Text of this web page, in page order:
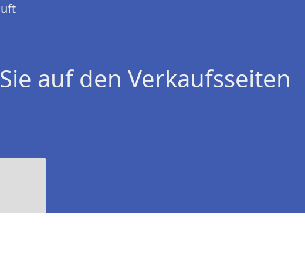
auf den Verkaufsseiten